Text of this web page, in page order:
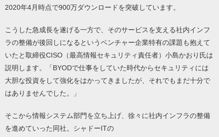
2020年4月時点で900万ダウンロードを突破しています。
こうした急成長を遂げる一方で、そのサービスを支える社内インフ
ラの整備が後回しになるというベンチャー企業特有の課題も抱えて
いたと取締役CISO（最高情報セキュリティ責任者）小島かおり氏は
説明します。「BYODで仕事をしていた時代からセキュリティには
大胆な投資をして強化をはかってきましたが、それでもまだ十分で
はありませんでした。」
そこから情報システム部門を立ち上げ、徐々に社内インフラの整備
を進めていった同社。シャドーITの